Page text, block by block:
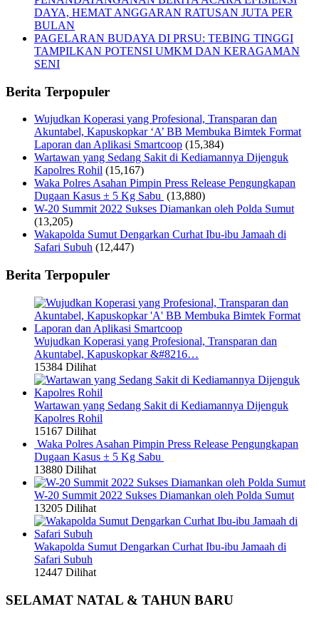
DAYA, HEMAT ANGGARAN RATUSAN JUTA PER
BULAN
PAGELARAN BUDAYA DI PRSU: TEBING TINGGI
TAMPILKAN POTENSI UMKM DAN KERAGAMAN
SENI
Berita Terpopuler
Wujudkan Koperasi yang Profesional, Transparan dan
Akuntabel, Kapuskopkar ‘A’ BB Membuka Bimtek Format
Laporan dan Aplikasi Smartcoop (15,384)
Wartawan yang Sedang Sakit di Kediamannya Dijenguk
Kapolres Rohil (15,167)
Waka Polres Asahan Pimpin Press Release Pengungkapan
Dugaan Kasus ± 5 Kg Sabu (13,880)
W-20 Summit 2022 Sukses Diamankan oleh Polda Sumut
(13,205)
Wakapolda Sumut Dengarkan Curhat Ibu-ibu Jamaah di
Safari Subuh (12,447)
Berita Terpopuler
Wujudkan Koperasi yang Profesional, Transparan dan
Akuntabel, Kapuskopkar &#8216…
15384 Dilihat
Wartawan yang Sedang Sakit di Kediamannya Dijenguk
Kapolres Rohil
15167 Dilihat
Waka Polres Asahan Pimpin Press Release Pengungkapan
Dugaan Kasus ± 5 Kg Sabu
13880 Dilihat
W-20 Summit 2022 Sukses Diamankan oleh Polda Sumut
13205 Dilihat
Wakapolda Sumut Dengarkan Curhat Ibu-ibu Jamaah di
Safari Subuh
12447 Dilihat
SELAMAT NATAL & TAHUN BARU